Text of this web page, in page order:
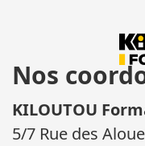
Nos
KILOUTOU
5/7 Rue des